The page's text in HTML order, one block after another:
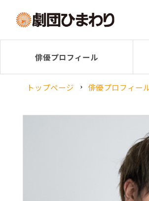
俳優プロフィール
トップページ 俳優プロフィー